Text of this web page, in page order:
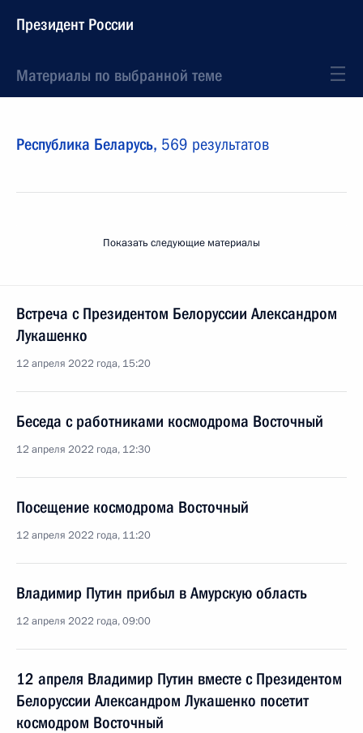
Президент России
Материалы по выбранной теме
Республика Беларусь, 569 результатов
Показать следующие материалы
Встреча с Президентом Белоруссии Александром
Лукашенко
12 апреля 2022 года, 15:20
Беседа с работниками космодрома Восточный
12 апреля 2022 года, 12:30
Посещение космодрома Восточный
12 апреля 2022 года, 11:20
Владимир Путин прибыл в Амурскую область
12 апреля 2022 года, 09:00
12 апреля Владимир Путин вместе с Президентом
Белоруссии Александром Лукашенко посетит
космодром Восточный